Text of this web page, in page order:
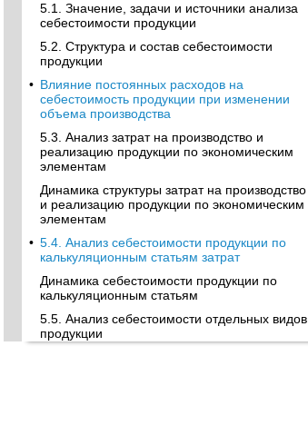
5.1. Значение, задачи и источники анализа
себестоимости продукции
5.2. Структура и состав себестоимости
продукции
• Влияние постоянных расходов на
себестоимость продукции при изменении
объема производства
5.3. Анализ затрат на производство и
реализацию продукции по экономическим
элементам
Динамика структуры затрат на производство
и реализацию продукции по экономическим
элементам
• 5.4. Анализ себестоимости продукции по
калькуляционным статьям затрат
Динамика себестоимости продукции по
калькуляционным статьям
5.5. Анализ себестоимости отдельных видов
продукции